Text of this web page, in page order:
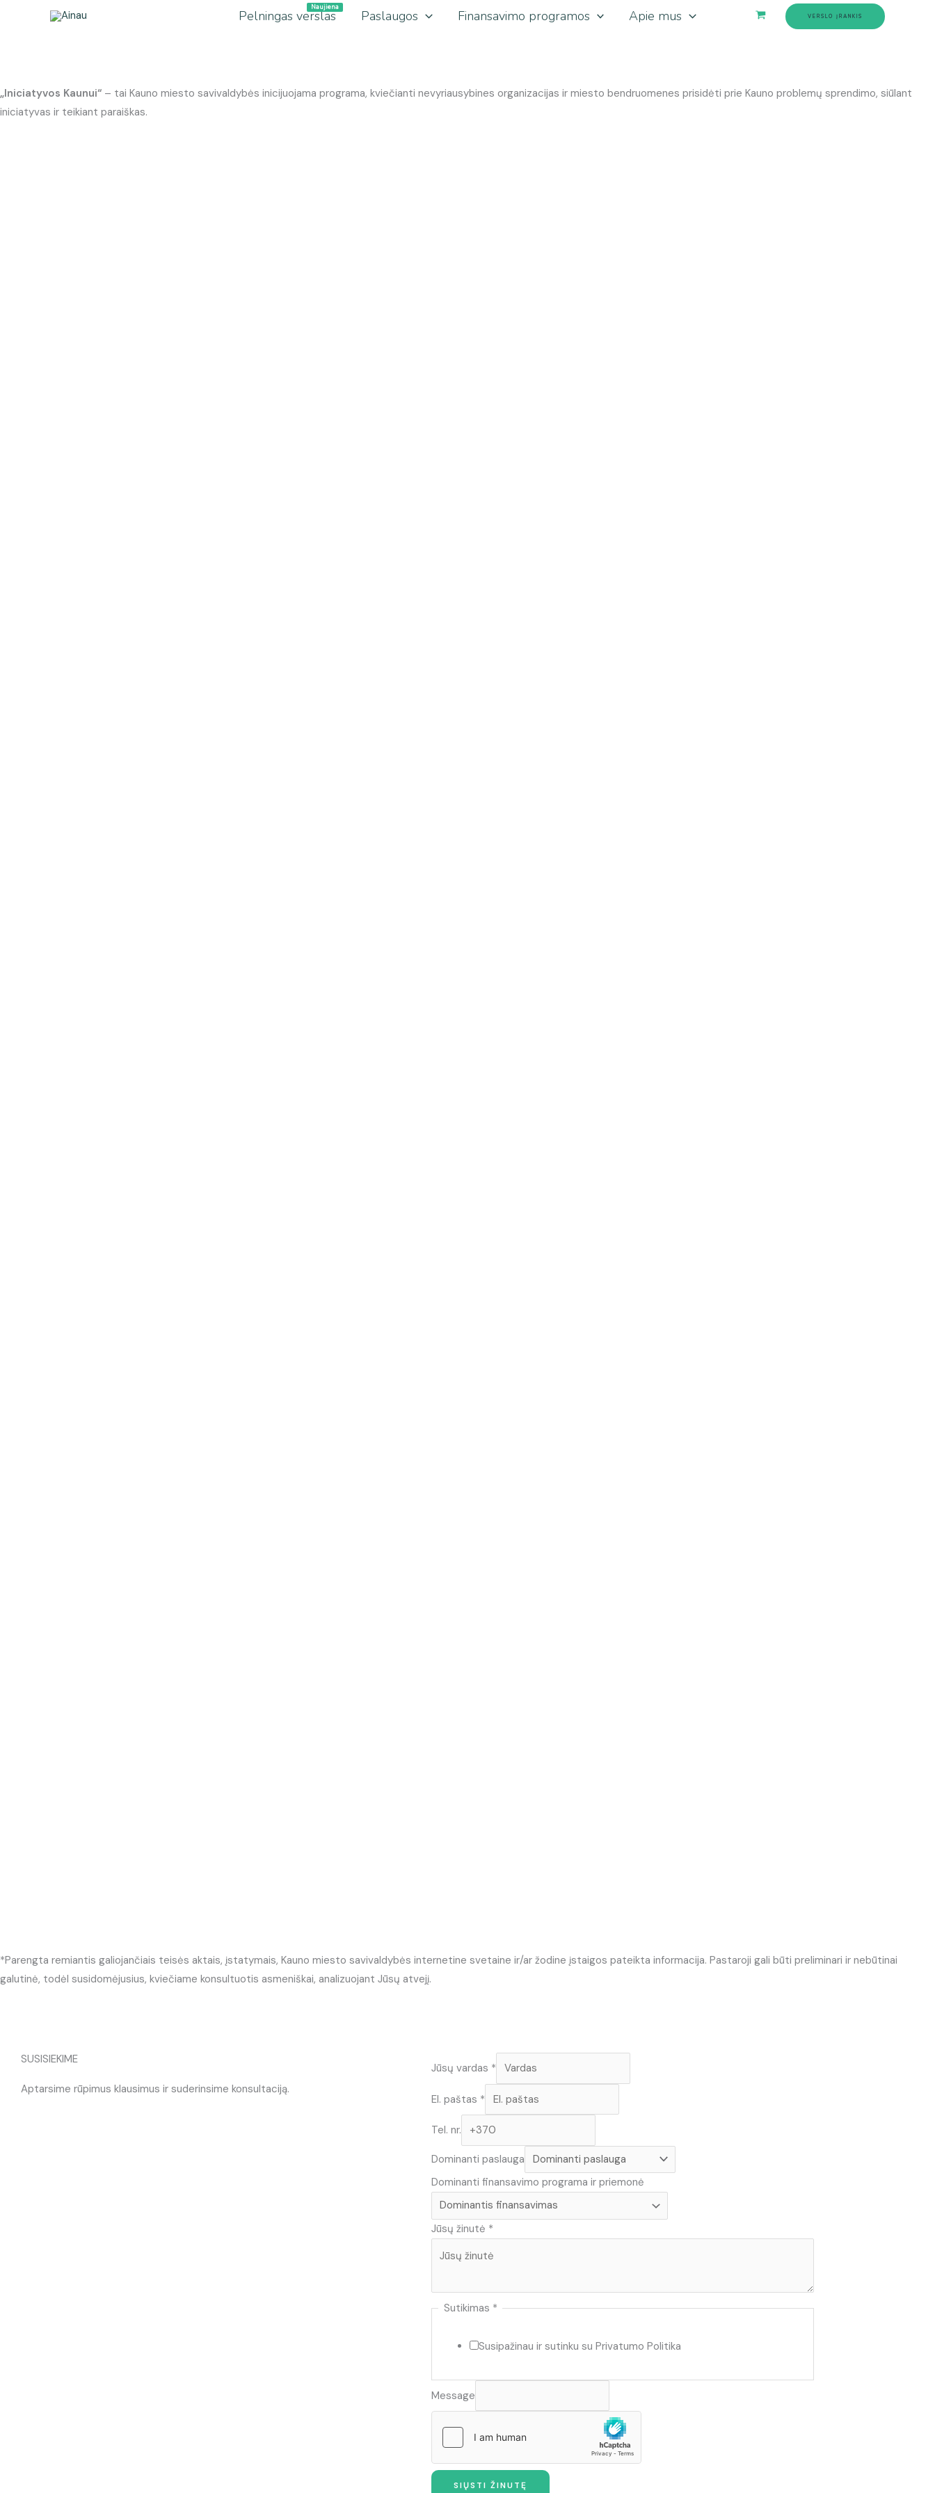
Pelningas verslas Paslaugos Finansavimo programos Apie mus VERSLO ĮRANKIS
„Iniciatyvos Kaunui“ – tai Kauno miesto savivaldybės inicijuojama programa, kviečianti nevyriausybines organizacijas ir miesto bendruomenes prisidėti prie Kauno problemų sprendimo, siūlant
iniciatyvas ir teikiant paraiškas.
*Parengta remiantis galiojančiais teisės aktais, įstatymais, Kauno miesto savivaldybės internetine svetaine ir/ar žodine įstaigos pateikta informacija. Pastaroji gali būti preliminari ir nebūtinai
galutinė, todėl susidomėjusius, kviečiame konsultuotis asmeniškai, analizuojant Jūsų atvejį.
SUSISIEKIME
Aptarsime rūpimus klausimus ir suderinsime konsultaciją.
Jūsų vardas *
El. paštas *
Tel. nr.
Dominanti paslauga
Dominanti finansavimo programa ir priemonė
Jūsų žinutė *
Sutikimas *
Susipažinau ir sutinku su Privatumo Politika
Message
SIŲSTI ŽINUTĘ